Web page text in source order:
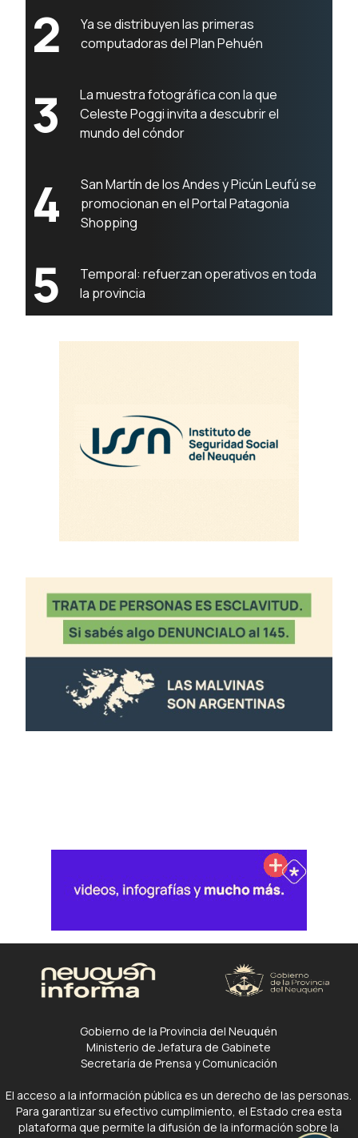
2
Ya se distribuyen las primeras
computadoras del Plan Pehuén
3
La muestra fotográfica con la que
Celeste Poggi invita a descubrir el
mundo del cóndor
4
San Martín de los Andes y Picún Leufú se
promocionan en el Portal Patagonia
Shopping
5
Temporal: refuerzan operativos en toda
la provincia
Gobierno de la Provincia del Neuquén
Ministerio de Jefatura de Gabinete
Secretaría de Prensa y Comunicación
El acceso a la información pública es un derecho de las personas.
Para garantizar su efectivo cumplimiento, el Estado crea esta
plataforma que permite la difusión de la información sobre la